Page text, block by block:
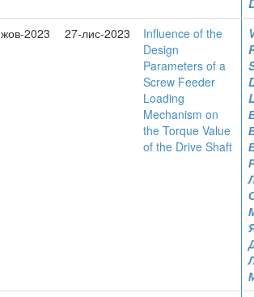
жов-2023 27-лис-2023
Influence of the
Design
Parameters of a
Screw Feeder
Loading
Mechanism on
the Torque Value
of the Drive Shaft